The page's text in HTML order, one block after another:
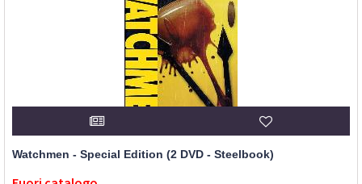
Watchmen - Special Edition (2 DVD - Steelbook)